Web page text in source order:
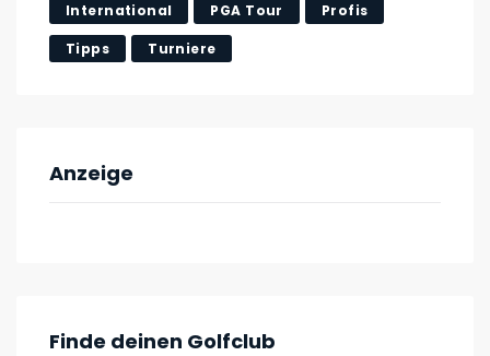
International PGA Tour Profis
Tipps Turniere
Anzeige
Finde deinen Golfclub